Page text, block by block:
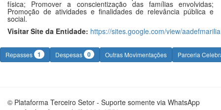
física; Promover a conscientização das famílias envolvidas;
Promoção de atividades e finalidades de relevância pública e
social.
Visitar Site da Entidade: https://sites.google.com/view/aadefmarilia
Repasses 1 Despesas 0 Outras Movimentações Parceria
© Plataforma Terceiro Setor - Suporte somente via WhatsApp